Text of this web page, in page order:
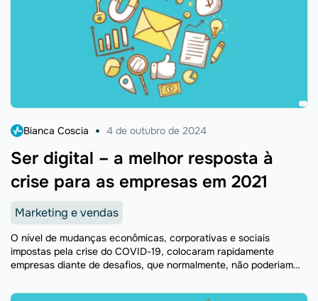
Ser digital – a melhor resposta à
crise para as empresas em 2021
Bianca Coscia 4 de outubro de 2024
Marketing e vendas
O nível de mudanças econômicas, corporativas e sociais
impostas pela crise do COVID-19, colocaram rapidamente
empresas diante de desafios, que normalmente, não poderiam
presente e no ...